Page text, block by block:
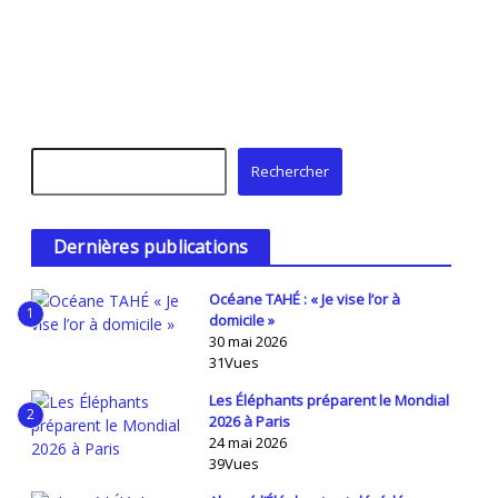
Rechercher
Rechercher
Dernières publications
1
Océane TAHÉ : « Je vise l’or à
domicile »
30 mai 2026
31Vues
2
Les Éléphants préparent le Mondial
2026 à Paris
24 mai 2026
39Vues